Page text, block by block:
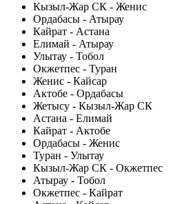
Кызыл-Жар СК - Женис
Ордабасы - Атырау
Кайрат - Астана
Елимай - Атырау
Улытау - Тобол
Окжетпес - Туран
Женис - Кайсар
Актобе - Ордабасы
Жетысу - Кызыл-Жар СК
Астана - Елимай
Кайрат - Актобе
Ордабасы - Женис
Туран - Улытау
Кызыл-Жар СК - Окжетпес
Атырау - Тобол
Окжетпес - Кайрат